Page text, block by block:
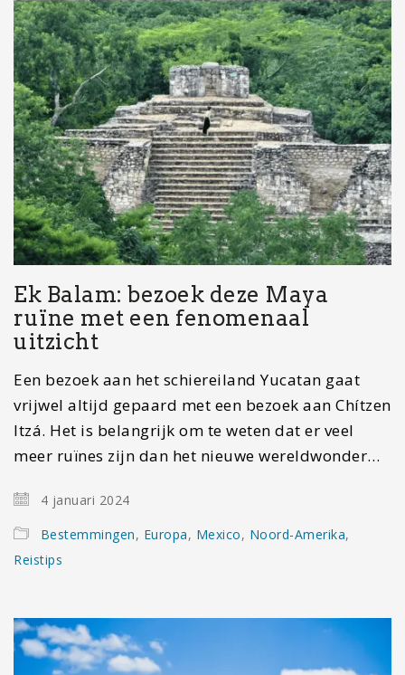
Ek Balam: bezoek deze Maya
ruïne met een fenomenaal
uitzicht
Een bezoek aan het schiereiland Yucatan gaat
vrijwel altijd gepaard met een bezoek aan Chítzen
Itzá. Het is belangrijk om te weten dat er veel
meer ruïnes zijn dan het nieuwe wereldwonder…
4 januari 2024
Bestemmingen, Europa, Mexico, Noord-Amerika,
Reistips